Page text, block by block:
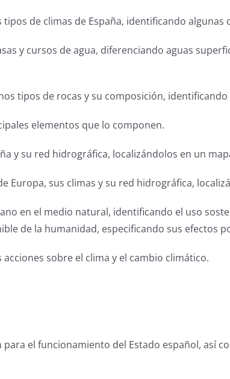
de climas de España, identificando algunas
y cursos de agua, diferenciando aguas
tipos de rocas y su composición,
elementos que lo componen.
y su red hidrográfica, localizándolos en un
Europa, sus climas y su red hidrográfica,
en el medio natural, identificando el uso
de la humanidad, especificando sus efectos
sobre el clima y el cambio climático.
el funcionamiento del Estado español, así